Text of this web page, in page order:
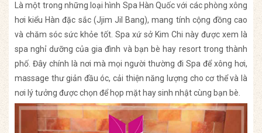
Là một trong những loại hình Spa Hàn Quốc với các phòng xông
hơi kiểu Hàn đặc sắc (Jjim Jil Bang), mang tính cộng đồng cao
và chăm sóc sức khỏe tốt. Spa xứ sở Kim Chi này được xem là
spa nghỉ dưỡng của gia đình và bạn bè hay resort trong thành
phố. Đây chính là nơi mà mọi người thường đi Spa để xông hơi,
massage thư giản đầu óc, cải thiện năng lượng cho cơ thể và là
nơi lý tưởng được chọn để họp mặt hay sinh nhật cùng bạn bè.